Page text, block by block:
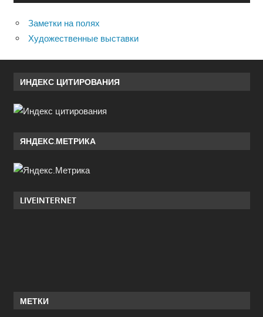
Заметки на полях
Художественные выставки
ИНДЕКС ЦИТИРОВАНИЯ
ЯНДЕКС.МЕТРИКА
LIVEINTERNET
МЕТКИ